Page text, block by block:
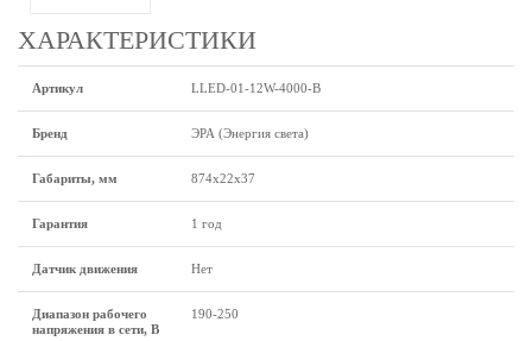
ХАРАКТЕРИСТИКИ
Артикул LLED-01-12W-4000-B
Бренд ЭРА (Энергия света)
Габариты, мм 874х22х37
Гарантия 1 год
Датчик движения Нет
Диапазон рабочего
напряжения в сети, В
190-250